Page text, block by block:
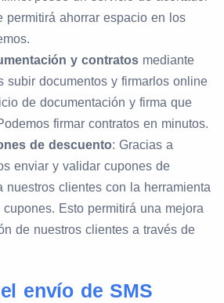
permitirá ahorrar espacio en los
y contratos mediante
subir documentos y firmarlos online
de documentación y firma que
firmar contratos en minutos.
de descuento: Gracias a
enviar y validar cupones de
nuestros clientes con la herramienta
Esto permitirá una mejora
de nuestros clientes a través de
envío de SMS